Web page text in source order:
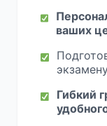
ваших
Гибкий